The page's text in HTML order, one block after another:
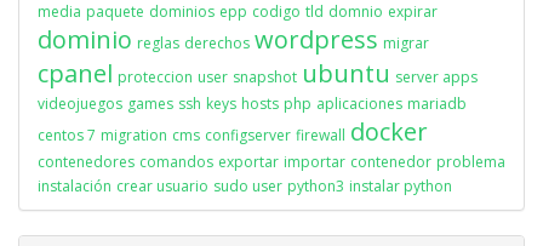
media paquete dominios epp codigo tld domnio expirar
dominio reglas derechos wordpress migrar
cpanel proteccion user snapshot ubuntu server apps
videojuegos games ssh keys hosts php aplicaciones mariadb
centos 7 migration cms configserver firewall docker
contenedores comandos exportar importar contenedor problema
instalación crear usuario sudo user python3 instalar python